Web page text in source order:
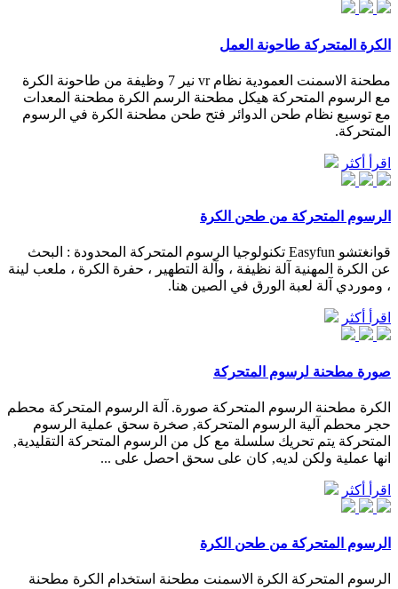
الكرة المتحركة طاحونة العمل
مطحنة الاسمنت العمودية نظام vr نير 7 وظيفة من طاحونة الكرة
مع الرسوم المتحركة هيكل مطحنة الرسم الكرة مطحنة المعدات
مع توسيع نظام طحن الدوائر فتح طحن مطحنة الكرة في الرسوم
المتحركة.
اقرأ أكثر
الرسوم المتحركة من طحن الكرة
قوانغتشو Easyfun تكنولوجيا الرسوم المتحركة المحدودة : البحث
عن الكرة المهنية آلة نظيفة ، وآلة التطهير ، حفرة الكرة ، ملعب لينة
، وموردي آلة لعبة الورق في الصين هنا.
اقرأ أكثر
صورة مطحنة لرسوم المتحركة
الكرة مطحنة الرسوم المتحركة صورة. آلة الرسوم المتحركة محطم
حجر محطم آلية الرسوم المتحركة, صخرة سحق عملية الرسوم
المتحركة يتم تحريك سلسلة مع كل من الرسوم المتحركة التقليدية,
انها عملية ولكن لديه, كان على سحق احصل على ...
اقرأ أكثر
الرسوم المتحركة من طحن الكرة
الرسوم المتحركة الكرة الاسمنت مطحنة استخدام الكرة مطحنة